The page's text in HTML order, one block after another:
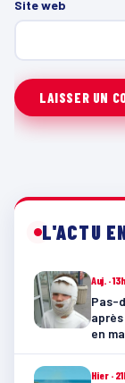
Site web
L'ACTU
Auj. ·
Pas-
en
Hier ·